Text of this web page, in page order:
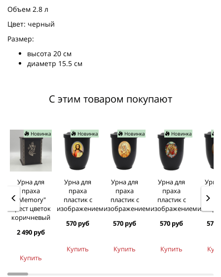
Объем 2.8 л
Цвет: черный
Размер:
высота 20 см
диаметр 15.5 см
С этим товаром покупают
Новинка
Урна для
праха
"Memory"
крест цветок
коричневый
2 490 руб
Купить
Новинка
Урна для
праха
пластик с
изображением
570 руб
Купить
Новинка
Урна для
праха
пластик с
изображением
570 руб
Купить
Новинка
Урна для
праха
пластик с
изображением
570 руб
Купить
Урна
570